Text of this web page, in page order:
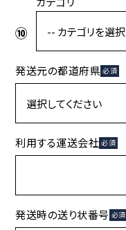
発送元の都道府県 必須
利用する運送会社 必須
発送時の送り状番号 必須